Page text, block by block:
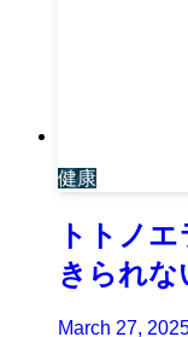
健康
トトノ
きられな
March 27,